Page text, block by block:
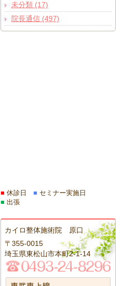
未分類 (17)
院長通信 (497)
■ 休診日 ■ セミナー実施日
■ 出張
カイロ整体施術院 原口
〒355-0015
埼玉県東松山市本町2-1-14